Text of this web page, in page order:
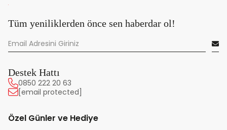
Tüm yeniliklerden önce sen haberdar ol!
Destek Hattı
0850 222 20 63
[email protected]
Özel Günler ve Hediye